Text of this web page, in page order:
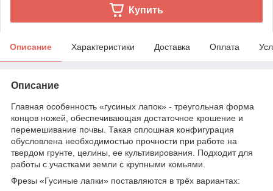
Купить
Описание Характеристики Доставка Оплата
Описание
Главная особенность «гусиных лапок» - треугольная форма
концов ножей, обеспечивающая достаточное крошение и
перемешивание почвы. Такая сплошная конфигурация
обусловлена необходимостью прочности при работе на
твердом грунте, целины, ее культивирования. Подходит для
работы с участками земли с крупными комьями.
Фрезы «Гусиные лапки» поставляются в трёх вариантах: